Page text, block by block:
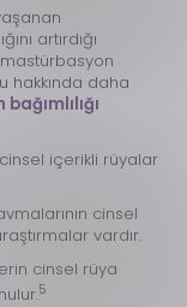
artırdığı
hakkında daha
içerikli rüyalar
cinsel
vardır.
cinsel rüya
5